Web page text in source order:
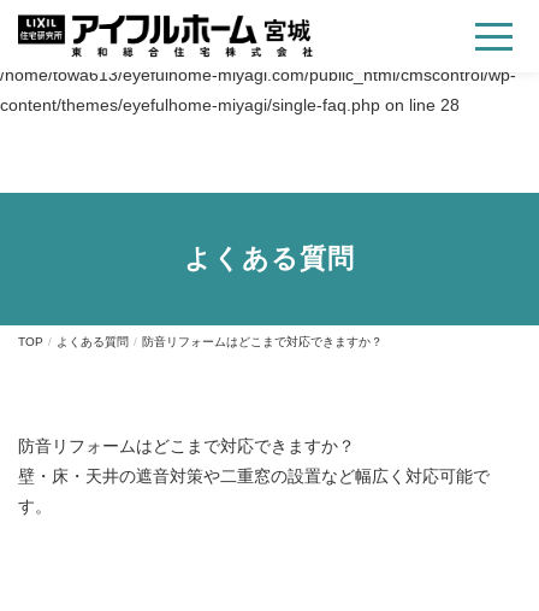
Warning: Trying to access array offset on value of type bool in
/home/towa613/eyefulhome-miyagi.com/public_html/cmscontrol/wp-
content/themes/eyefulhome-miyagi/single-faq.php on line 28
よくある質問
TOP よくある質問 防音リフォームはどこまで対応できますか？
防音リフォームはどこまで対応できますか？
壁・床・天井の遮音対策や二重窓の設置など幅広く対応可能で
す。